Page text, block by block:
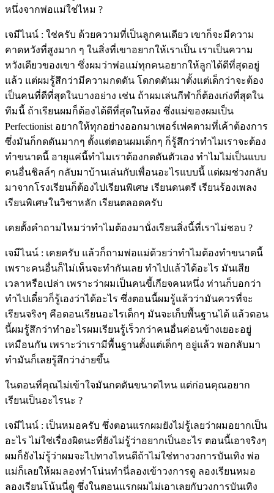
หนึ่งจากพ่อแม่ใช่ไหม ?
เจมีไนน์ : ใช่ครับ ด้วยความที่เป็นลูกคนเดียว เขาก็จะมีความ
คาดหวังที่สูงมาก ๆ ในสิ่งที่เขาอยากให้เราเป็น เราเป็นความ
หวังเดียวของเขา ซึ่งผมว่าพ่อแม่ทุกคนอยากให้ลูกได้ดีที่สุดอยู่
แล้ว แต่ผมรู้สึกว่ามีความกดดัน โดกดดันมาตั้งแต่เด็กว่าจะต้อง
เป็นคนที่ดีที่สุดในบางอย่าง เช่น ถ้าผมเล่นกีฬาก็ต้องเก่งที่สุดใน
ทีมนี้ ถ้าเรียนผมก็ต้องได้ดีที่สุดในห้อง ซึ่งแม่ของผมเป็น
Perfectionist อยากให้ทุกอย่างออกมาเพอร์เฟคตามที่เค้าต้องการ
ซึ่งมันก็กดดันมากๆ ตั้งแต่ตอนผมเด็กๆ ก็รู้สึกว่าทำไมเราจะต้อง
ทำขนาดนี้ อายุแค่นี้ทำไมเราต้องกดดันตัวเอง ทำไมไม่เป็นแบบ
คนอื่นชิลล์ๆ กลับมาบ้านเล่นกับเพื่อนอะไรแบบนี้ แต่ผมช่วงกลับ
มาจากโรงเรียนก็ต้องไปเรียนพิเศษ เรียนดนตรี เรียนร้องเพลง
เรียนพิเศษในวิชาหลัก เรียนตลอดครับ
เคยตั้งคำถามไหมว่าทำไมต้องมานั่งเรียนสิ่งนี้ที่เราไม่ชอบ ?
เจมีไนน์ : เคยครับ แล้วก็ถามพ่อแม่ด้วยว่าทำไมต้องทำขนาดนี้
เพราะคนอื่นก็ไม่เห็นจะทำกันเลย ทำไปแล้วได้อะไร มันเสีย
เวลาหรือเปล่า เพราะว่าผมเป็นคนขี้เกียจคนหนึ่ง ท่านก็บอกว่า
ทำไปเดี๋ยวก็รู้เองว่าได้อะไร ซึ่งตอนนี้ผมรู้แล้วว่ามันควรที่จะ
เรียนจริงๆ คือตอนเรียนอะไรเด็กๆ มันจะเก็บพื้นฐานได้ แล้วตอน
นี้ผมรู้สึกว่าทำอะไรผมเรียนรู้เร็วกว่าคนอื่นค่อนข้างเยอะอยู่
เหมือนกัน เพราะว่าเรามีพื้นฐานตั้งแต่เด็กๆ อยู่แล้ว พอกลับมา
ทำมันก็เลยรู้สึกว่าง่ายขึ้น
ในตอนที่คุณไม่เข้าใจมันกดดันขนาดไหน แต่ก่อนคุณอยาก
เรียนเป็นอะไรนะ ?
เจมีไนน์ : เป็นหมอครับ ซึ่งตอนแรกผมยังไม่รู้เลยว่าผมอยากเป็น
อะไร ไม่ใช่เรื่องผิดนะที่ยังไม่รู้ว่าอยากเป็นอะไร ตอนนี้เอาจริงๆ
ผมก็ยังไม่รู้ว่าผมจะไปทางไหนดีถ้าไม่ใช่ทางวงการบันเทิง พ่อ
แม่ก็เลยให้ผมลองทำโน่นทำนี่ลองเข้าวงการดู ลองเรียนหมอ
ลองเรียนโน้นนี่ดู ซึ่งในตอนแรกผมไม่เอาเลยกับวงการบันเทิง